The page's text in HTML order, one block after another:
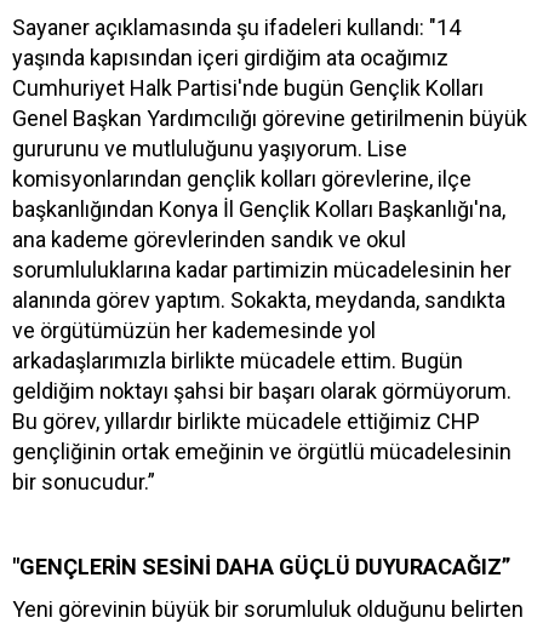
Sayaner açıklamasında şu ifadeleri kullandı: "14
yaşında kapısından içeri girdiğim ata ocağımız
Cumhuriyet Halk Partisi'nde bugün Gençlik Kolları
Genel Başkan Yardımcılığı görevine getirilmenin büyük
gururunu ve mutluluğunu yaşıyorum. Lise
komisyonlarından gençlik kolları görevlerine, ilçe
başkanlığından Konya İl Gençlik Kolları Başkanlığı'na,
ana kademe görevlerinden sandık ve okul
sorumluluklarına kadar partimizin mücadelesinin her
alanında görev yaptım. Sokakta, meydanda, sandıkta
ve örgütümüzün her kademesinde yol
arkadaşlarımızla birlikte mücadele ettim. Bugün
geldiğim noktayı şahsi bir başarı olarak görmüyorum.
Bu görev, yıllardır birlikte mücadele ettiğimiz CHP
gençliğinin ortak emeğinin ve örgütlü mücadelesinin
bir sonucudur.”
"GENÇLERİN SESİNİ DAHA GÜÇLÜ DUYURACAĞIZ”
Yeni görevinin büyük bir sorumluluk olduğunu belirten